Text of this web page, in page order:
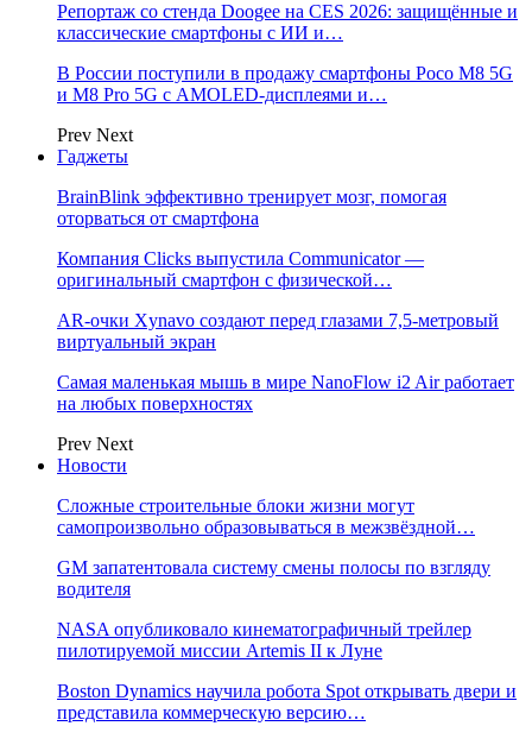
Репортаж со стенда Doogee на CES 2026: защищённые и
классические смартфоны с ИИ и…
В России поступили в продажу смартфоны Poco M8 5G
и M8 Pro 5G с AMOLED-дисплеями и…
Prev Next
Гаджеты
BrainBlink эффективно тренирует мозг, помогая
оторваться от смартфона
Компания Clicks выпустила Communicator —
оригинальный смартфон с физической…
AR-очки Xynavo создают перед глазами 7,5-метровый
виртуальный экран
Самая маленькая мышь в мире NanoFlow i2 Air работает
на любых поверхностях
Prev Next
Новости
Сложные строительные блоки жизни могут
самопроизвольно образовываться в межзвёздной…
GM запатентовала систему смены полосы по взгляду
водителя
NASA опубликовало кинематографичный трейлер
пилотируемой миссии Artemis II к Луне
Boston Dynamics научила робота Spot открывать двери и
представила коммерческую версию…